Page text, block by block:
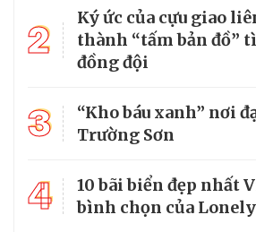
2
Ký ức của cựu giao
thành “tấm bản đồ”
đồng đội
3
“Kho báu xanh” nơi
Trường Sơn
4
10 bãi biển đẹp nhất
bình chọn của